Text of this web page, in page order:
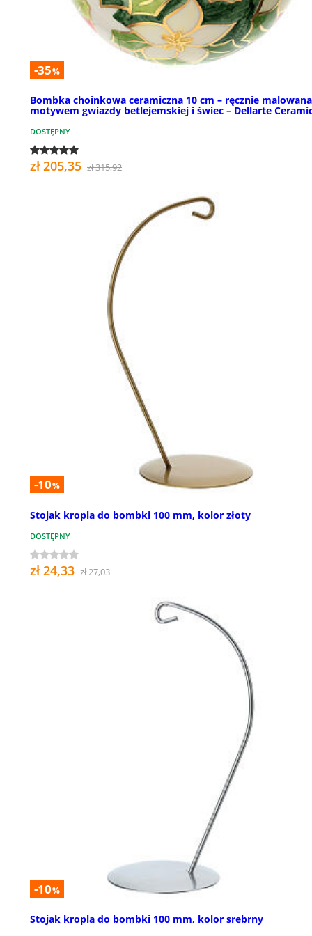
-35%
Bombka choinkowa ceramiczna 10 cm – ręcznie
motywem gwiazdy betlejemskiej i świec – Dellarte
DOSTĘPNY
zł 205,35 zł 315,92
-10%
Stojak kropla do bombki 100 mm, kolor złoty
DOSTĘPNY
zł 24,33 zł 27,03
-10%
Stojak kropla do bombki 100 mm, kolor srebrny